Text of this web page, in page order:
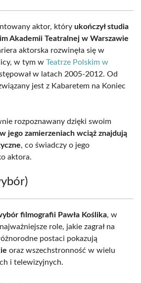
aktor, który ukończył studia
Akademii Teatralnej w Warszawie
aktorska rozwinęła się w
w tym w Teatrze Polskim w
w latach 2005-2012. Od
jest z Kabaretem na Koniec
rozpoznawany dzięki swoim
w jego zamierzeniach wciąż znajdują
, co świadczy o jego
aktora.
filmografii Pawła Koślika, w
role, jakie zagrał na
postaci pokazują
oraz wszechstronność w wielu
i telewizyjnych.